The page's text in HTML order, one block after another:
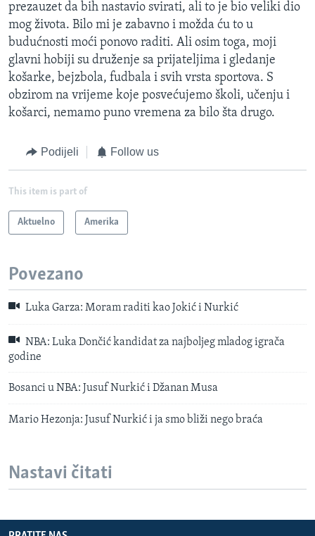
prezauzet da bih nastavio svirati, ali to je bio veliki dio
mog života. Bilo mi je zabavno i možda ću to u
budućnosti moći ponovo raditi. Ali osim toga, moji
glavni hobiji su druženje sa prijateljima i gledanje
košarke, bejzbola, fudbala i svih vrsta sportova. S
obzirom na vrijeme koje posvećujemo školi, učenju i
košarci, nemamo puno vremena za bilo šta drugo.
Podijeli Follow us
This item is part of
Aktuelno Amerika
Povezano
Luka Garza: Moram raditi kao Jokić i Nurkić
NBA: Luka Dončić kandidat za najboljeg mladog igrača
godine
Bosanci u NBA: Jusuf Nurkić i Džanan Musa
Mario Hezonja: Jusuf Nurkić i ja smo bliži nego braća
Nastavi čitati